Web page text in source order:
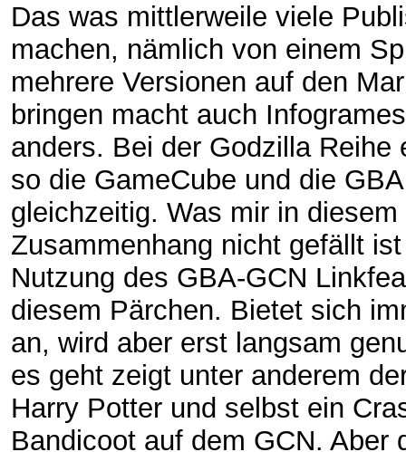
Das was mittlerweile viele
machen, nämlich von einem
mehrere Versionen auf den
bringen macht auch
anders. Bei der Godzilla Reihe
so die GameCube und die
gleichzeitig. Was mir in diesem
Zusammenhang nicht gefällt
Nutzung des GBA-GCN
diesem Pärchen. Bietet sich
an, wird aber erst langsam
es geht zeigt unter anderem
Harry Potter und selbst ein
Bandicoot auf dem GCN. Aber